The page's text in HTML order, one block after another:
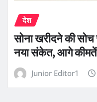
देश
सोना खरीदने की सोच
नया संकेत, आगे कीमतें
Junior Editor1